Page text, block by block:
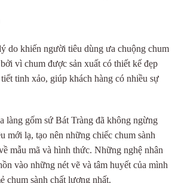
do khiến người tiêu dùng ưa chuộng chum
vì chum được sản xuất có thiết kế đẹp
tinh xảo, giúp khách hàng có nhiều sự
làng gốm sứ Bát Tràng đã không ngừng
mới lạ, tạo nên những chiếc chum sành
mẫu mã và hình thức. Những nghệ nhân
vào những nét vẽ và tâm huyết của mình
chum sành chất lượng nhất.